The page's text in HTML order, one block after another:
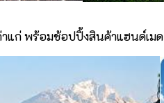
าแก่ พร้อมช้อปปิ้งสินค้าแฮนด์เมด